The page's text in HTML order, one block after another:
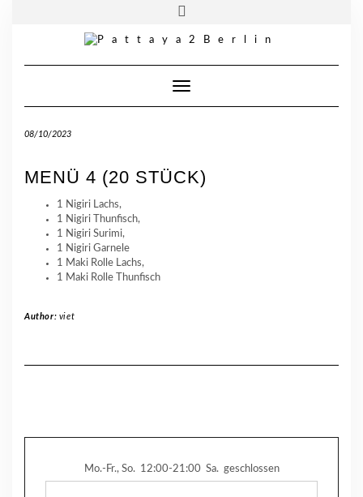
| Wiener Straße. 69 | 10999 Berlin
Toggle Navigation
08/10/2023
MENÜ 4 (20 STÜCK)
1 Nigiri Lachs,
1 Nigiri Thunfisch,
1 Nigiri Surimi,
1 Nigiri Garnele
1 Maki Rolle Lachs,
1 Maki Rolle Thunfisch
Author: viet
Mo.-Fr., So. 12:00-21:00 Sa. geschlossen